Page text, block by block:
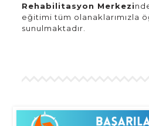
Rehabilitasyon Merkezi
eğitimi tüm olanaklarımızla
sunulmaktadır.